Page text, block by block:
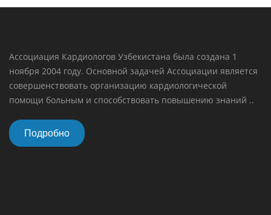
Ассоциация Кардиологов Узбекистана была создана 1
ноября 2004 году. Основной задачей Ассоциации является
совершенствовать организацию кардиологической
помощи больным и способствовать повышению знаний ..
Подробно